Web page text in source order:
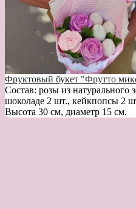
Фруктовый букет "Фрутто
Состав: розы из натурального
шоколаде 2 шт., кейкпопсы 2
Высота 30 см, диаметр 15 см.